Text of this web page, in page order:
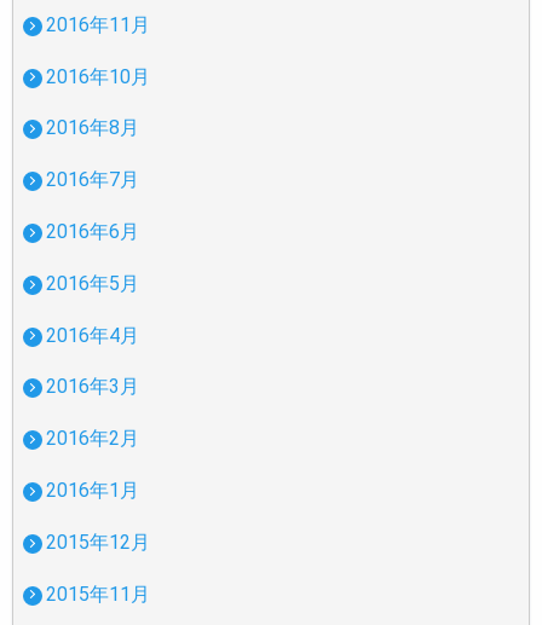
2016年11月
2016年10月
2016年8月
2016年7月
2016年6月
2016年5月
2016年4月
2016年3月
2016年2月
2016年1月
2015年12月
2015年11月